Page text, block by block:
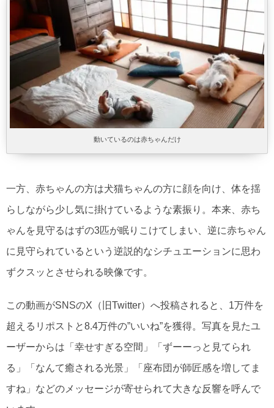
動いているのは赤ちゃんだけ
一方、赤ちゃんの方は犬猫ちゃんの方に顔を向け、体を揺
らしながら少し気に掛けているような素振り。本来、赤ち
ゃんを見守るはずの3匹が眠りこけてしまい、逆に赤ちゃん
に見守られているという逆説的なシチュエーションに思わ
ずクスッとさせられる映像です。
この動画がSNSのX（旧Twitter）へ投稿されると、1万件を
超えるリポストと8.4万件の”いいね”を獲得。写真を見たユ
ーザーからは「幸せすぎる空間」「ずーーっと見てられ
る」「なんて癒される光景」「座布団が師匠感を増してま
すね」などのメッセージが寄せられて大きな反響を呼んで